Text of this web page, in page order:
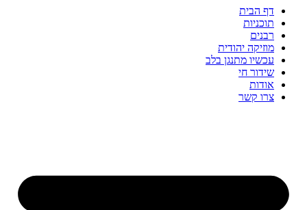
דף הבית
תוכניות
רבנים
מוזיקה יהודית
עכשיו מתנגן בלב
שידור חי
אודות
צרו קשר